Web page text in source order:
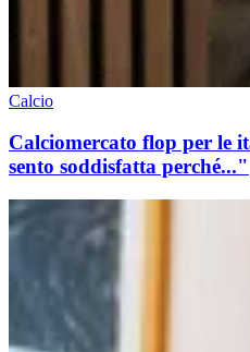
Calcio
Calciomercato flop per le
sento soddisfatta perché..."